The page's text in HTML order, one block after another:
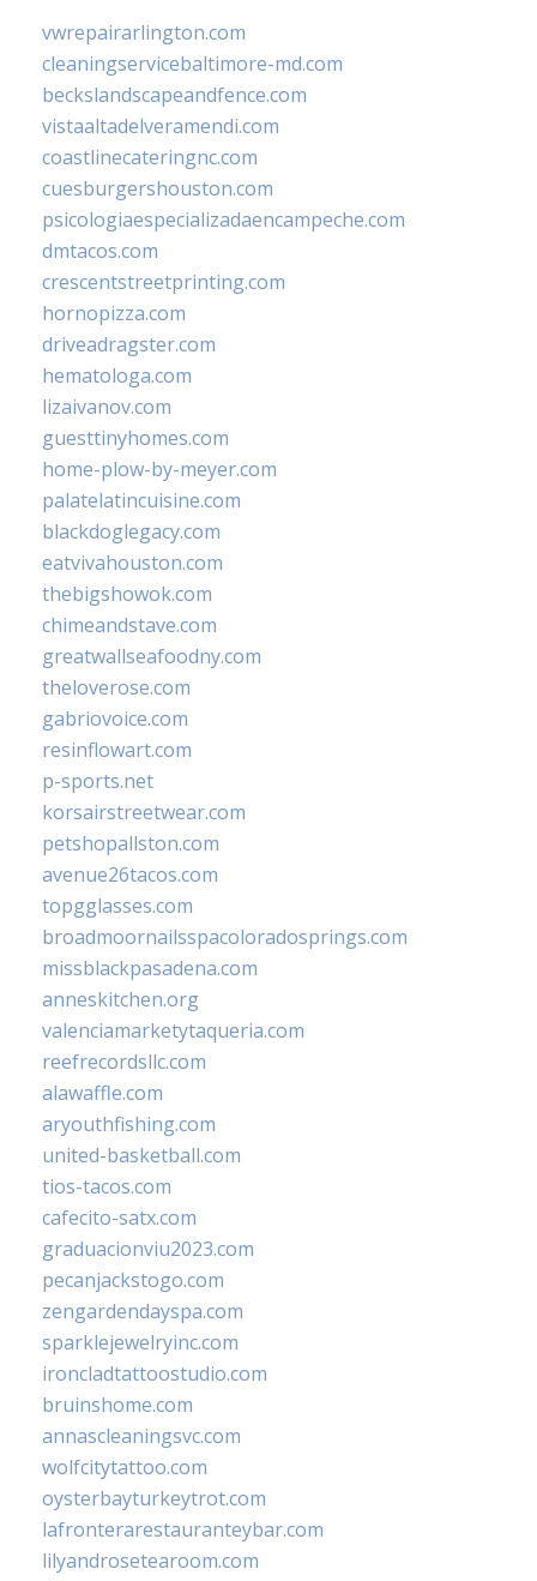
vwrepairarlington.com
cleaningservicebaltimore-md.com
beckslandscapeandfence.com
vistaaltadelveramendi.com
coastlinecateringnc.com
cuesburgershouston.com
psicologiaespecializadaencampeche.com
dmtacos.com
crescentstreetprinting.com
hornopizza.com
driveadragster.com
hematologa.com
lizaivanov.com
guesttinyhomes.com
home-plow-by-meyer.com
palatelatincuisine.com
blackdoglegacy.com
eatvivahouston.com
thebigshowok.com
chimeandstave.com
greatwallseafoodny.com
theloverose.com
gabriovoice.com
resinflowart.com
p-sports.net
korsairstreetwear.com
petshopallston.com
avenue26tacos.com
topgglasses.com
broadmoornailsspacoloradosprings.com
missblackpasadena.com
anneskitchen.org
valenciamarketytaqueria.com
reefrecordsllc.com
alawaffle.com
aryouthfishing.com
united-basketball.com
tios-tacos.com
cafecito-satx.com
graduacionviu2023.com
pecanjackstogo.com
zengardendayspa.com
sparklejewelryinc.com
ironcladtattoostudio.com
bruinshome.com
annascleaningsvc.com
wolfcitytattoo.com
oysterbayturkeytrot.com
lafronterarestauranteybar.com
lilyandrosetearoom.com